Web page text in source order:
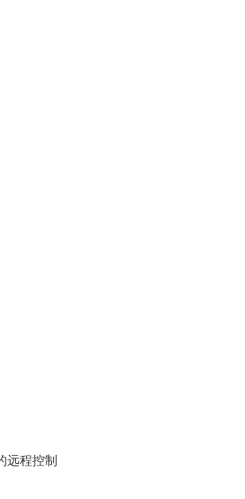
远程控制